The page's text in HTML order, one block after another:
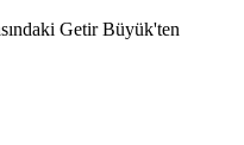
Getir Büyük'ten